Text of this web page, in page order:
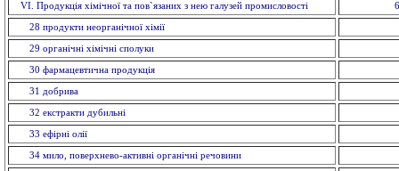
VI. Продукція хімічної та пов`язаних з нею галузей промисловостi
28 продукти неорганічної хімії
29 органiчнi хiмiчнi сполуки
30 фармацевтична продукція
31 добрива
32 екстракти дубильнi
33 ефiрнi олії
34 мило, поверхнево-активні органічні речовини